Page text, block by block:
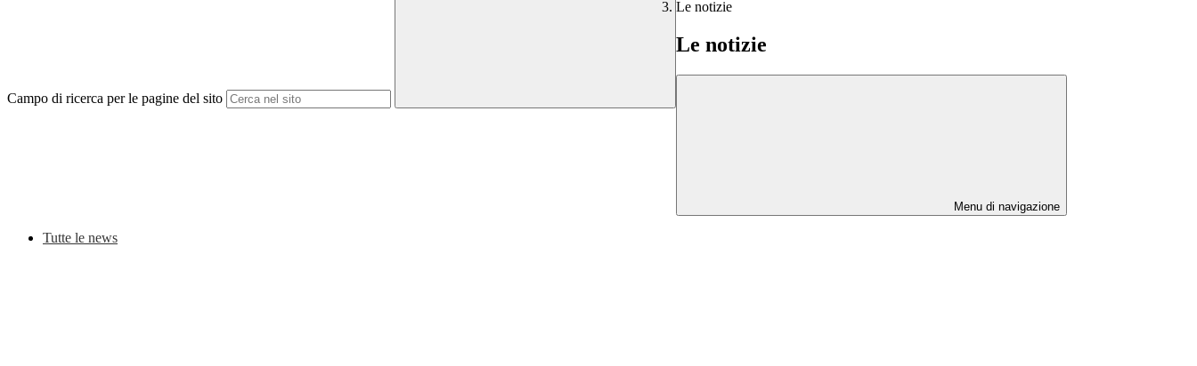
Campo di ricerca per le pagine del sito
Le notizie
Le notizie
Menu di navigazione
Tutte le news